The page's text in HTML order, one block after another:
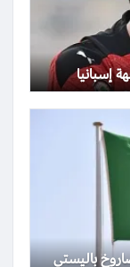
إسبانيا
باليستي